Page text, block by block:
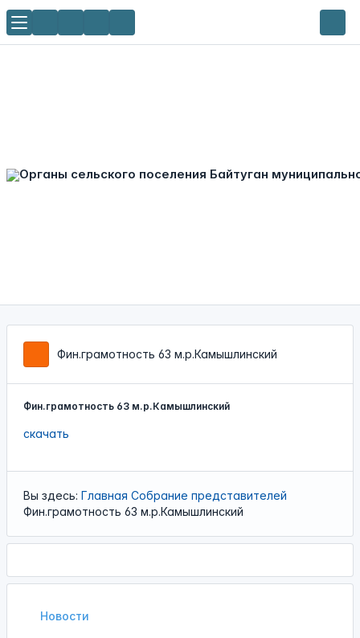
Фин.грамотность 63 м.р.Камышлинский
Фин.грамотность 63 м.р.Камышлинский
скачать
Вы здесь: Главная Собрание представителей
Фин.грамотность 63 м.р.Камышлинский
Новости